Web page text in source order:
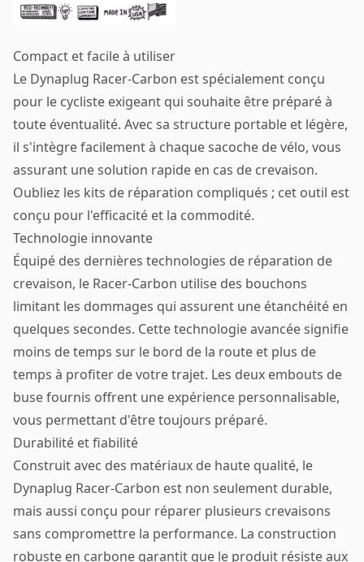
Compact et facile à utiliser
Le Dynaplug Racer-Carbon est spécialement conçu
pour le cycliste exigeant qui souhaite être préparé à
toute éventualité. Avec sa structure portable et légère,
il s'intègre facilement à chaque sacoche de vélo, vous
assurant une solution rapide en cas de crevaison.
Oubliez les kits de réparation compliqués ; cet outil est
conçu pour l'efficacité et la commodité.
Technologie innovante
Équipé des dernières technologies de réparation de
crevaison, le Racer-Carbon utilise des bouchons
limitant les dommages qui assurent une étanchéité en
quelques secondes. Cette technologie avancée signifie
moins de temps sur le bord de la route et plus de
temps à profiter de votre trajet. Les deux embouts de
buse fournis offrent une expérience personnalisable,
vous permettant d'être toujours préparé.
Durabilité et fiabilité
Construit avec des matériaux de haute qualité, le
Dynaplug Racer-Carbon est non seulement durable,
mais aussi conçu pour réparer plusieurs crevaisons
sans compromettre la performance. La construction
robuste en carbone garantit que le produit résiste aux